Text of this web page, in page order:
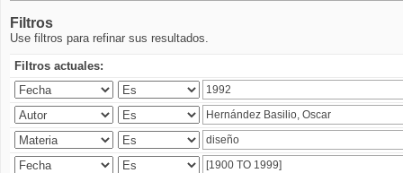
Filtros
Use filtros para refinar sus resultados.
Filtros actuales: